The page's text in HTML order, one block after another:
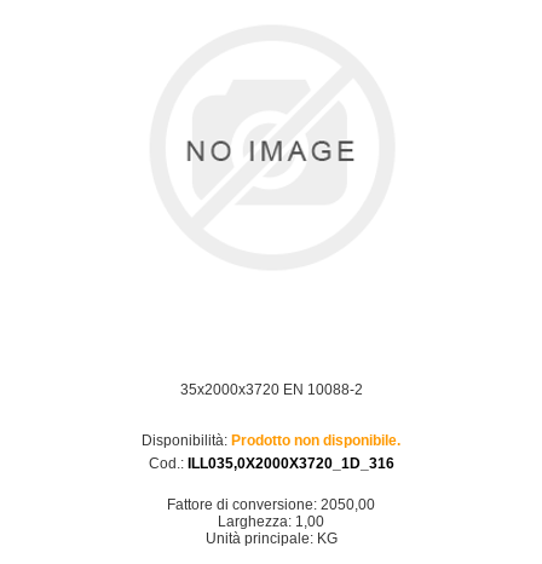
35x2000x3720 EN 10088-2
Disponibilità: Prodotto non disponibile.
Cod.:
ILL035,0X2000X3720_1D_316
Fattore di conversione: 2050,00
Larghezza: 1,00
Unità principale: KG